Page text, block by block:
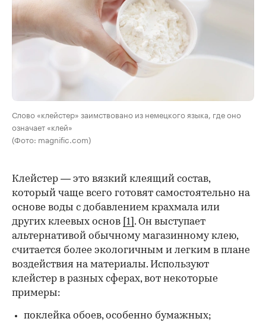
Слово «клейстер» заимствовано из немецкого языка, где оно
означает «клей»
(Фото: magnific.com)
00:00 / 00:00
Клейстер — это вязкий клеящий состав,
который чаще всего готовят самостоятельно на
основе воды с добавлением крахмала или
других клеевых основ [1] . Он выступает
альтернативой обычному магазинному клею,
считается более экологичным и легким в плане
воздействия на материалы. Используют
клейстер в разных сферах, вот некоторые
примеры:
поклейка обоев, особенно бумажных;